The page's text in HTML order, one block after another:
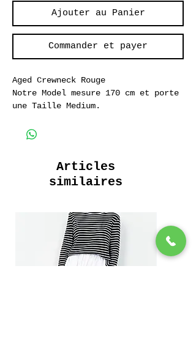
Ajouter au Panier
Commander et payer
Aged Crewneck Rouge
Notre Model mesure 170 cm et porte
une Taille Medium.
Ultra Doux
__________________________
90 % Coton 10 % Polyester
Articles
similaires